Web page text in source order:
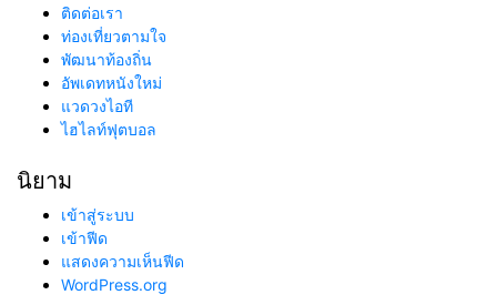
ติดต่อเรา
ท่องเที่ยวตามใจ
พัฒนาท้องถิ่น
อัพเดทหนังใหม่
แวดวงไอที
ไฮไลท์ฟุตบอล
นิยาม
เข้าสู่ระบบ
เข้าฟีด
แสดงความเห็นฟีด
WordPress.org